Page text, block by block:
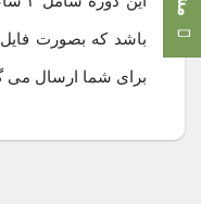
باشد که بصورت فایل
برای شما ارسال می